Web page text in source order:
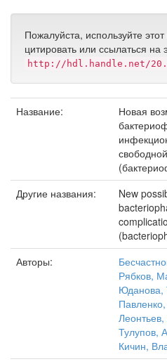
Пожалуйста, используйте
цитировать или ссылаться на
http://hdl.handle.net/
Название:
Новая
Другие названия:
New
Авторы:
Рябков,
Юданова,
Тулупов,
Кичин,